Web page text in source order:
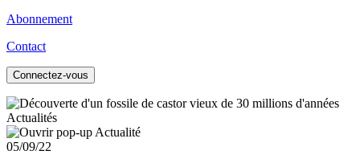
Abonnement
Contact
Connectez-vous
Actualités
05/09/22